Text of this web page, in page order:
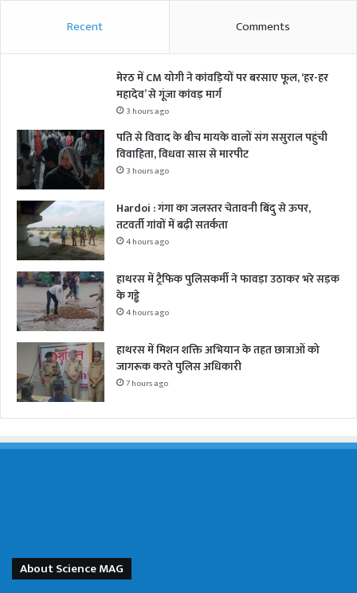
Recent Comments
मेरठ में CM योगी ने कांवड़ियों पर बरसाए फूल, ‘हर-हर
महादेव’ से गूंजा कांवड़ मार्ग
3 hours ago
पति से विवाद के बीच मायके वालों संग ससुराल पहुंची
विवाहिता, विधवा सास से मारपीट
3 hours ago
Hardoi : गंगा का जलस्तर चेतावनी बिंदु से ऊपर,
तटवर्ती गांवों में बढ़ी सतर्कता
4 hours ago
हाथरस में ट्रैफिक पुलिसकर्मी ने फावड़ा उठाकर भरे सड़क
के गड्ढे
4 hours ago
हाथरस में मिशन शक्ति अभियान के तहत छात्राओं को
जागरूक करते पुलिस अधिकारी
7 hours ago
About Science MAG